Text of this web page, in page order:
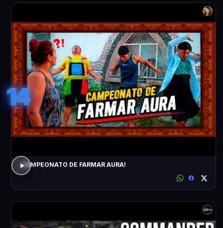
14
CAMPEONATO DE FARMAR AURA!